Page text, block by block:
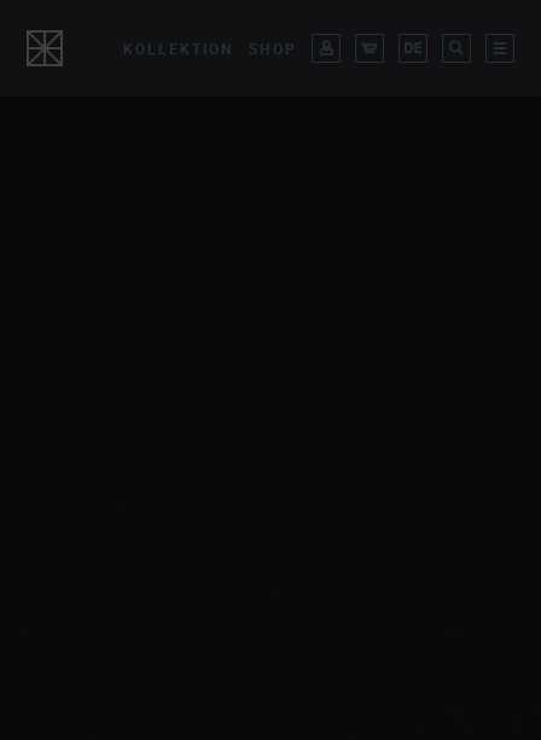
KOLLEKTION SHOP